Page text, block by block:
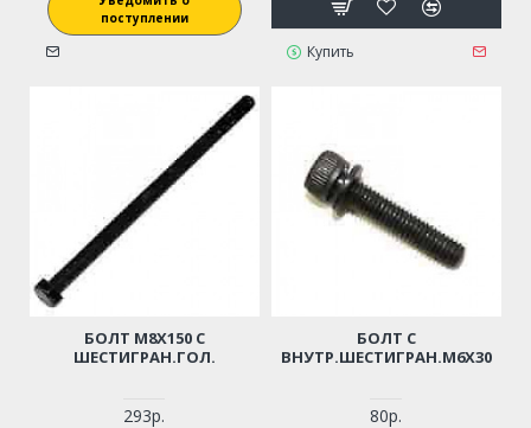
поступлении
Купить
БОЛТ M8Х150 С
ШЕСТИГРАН.ГОЛ.
293р.
БОЛТ С
ВНУТР.ШЕСТИГРАН.М6Х30
80р.